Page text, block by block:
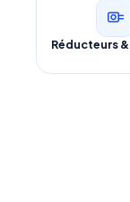
Réducteurs